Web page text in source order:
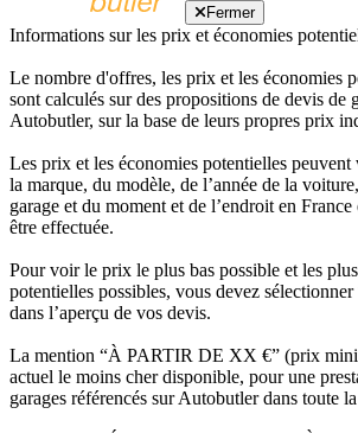
Fermer
Informations sur les prix et économies
Le nombre d'offres, les prix et les économies
sont calculés sur des propositions de devis de
Autobutler, sur la base de leurs propres prix
Les prix et les économies potentielles
la marque, du modèle, de l’année de la
garage et du moment et de l’endroit en
être effectuée.
Pour voir le prix le plus bas possible et les
potentielles possibles, vous devez
dans l’aperçu de vos devis.
La mention “À PARTIR DE XX €” (prix
actuel le moins cher disponible, pour une
garages référencés sur Autobutler dans toute